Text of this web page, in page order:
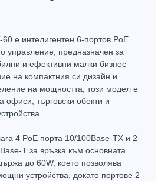
е интелигентен 6-портов PoE
управление, предназначен за
и ефективни малки бизнес
на компактния си дизайн и
на мощността, този модел е
офиси, търговски обекти и
4 PoE порта 10/100Base-TX и 2
T за връзка към основната
до 60W, което позволява
устройства, докато портове 2–